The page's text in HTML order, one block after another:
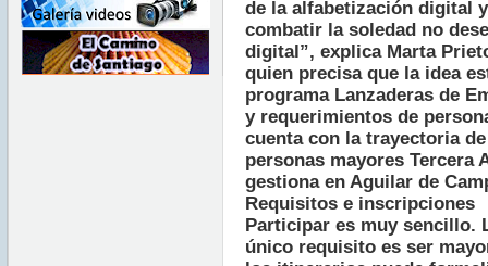
de la alfabetización digital
combatir la soledad no
digital”, explica Marta
quien precisa que la idea
programa Lanzaderas de
y requerimientos de
cuenta con la trayectoria
personas mayores Tercera
gestiona en Aguilar de
Requisitos e inscripciones
Participar es muy sencillo.
único requisito es ser